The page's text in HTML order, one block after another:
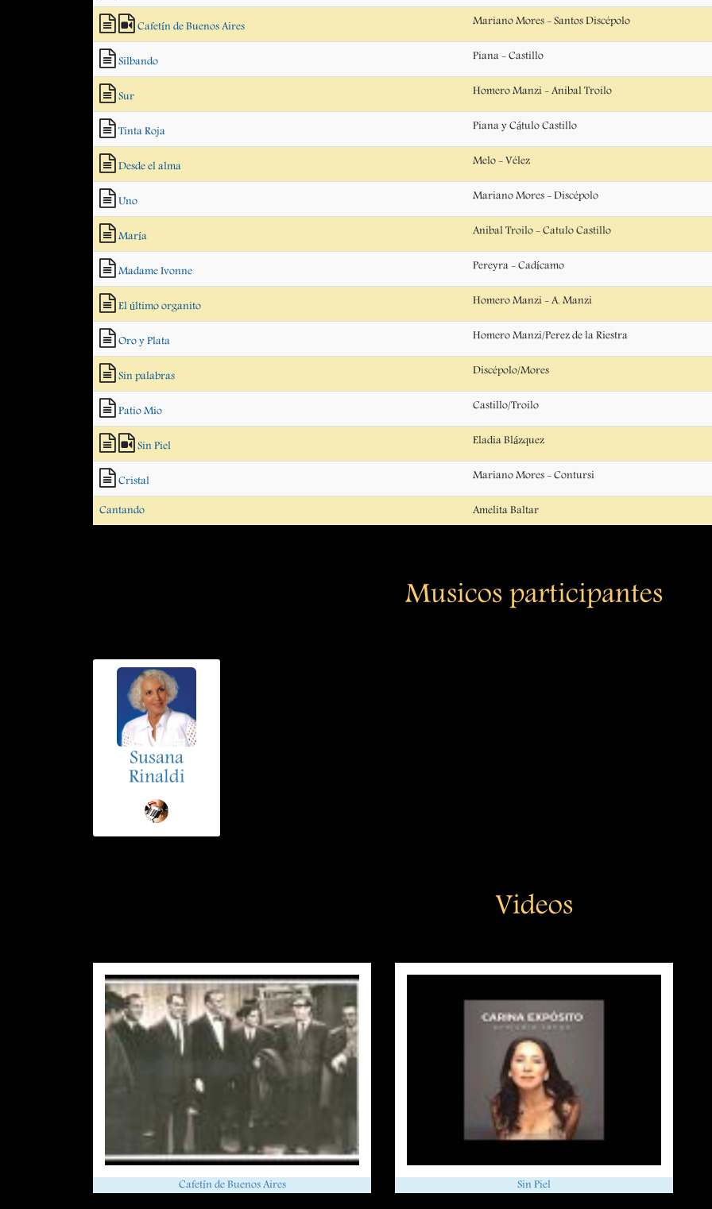
Cafetín de Buenos Aires Mariano Mores - Santos Discépolo
Silbando Piana - Castillo
Sur Homero Manzi - Anibal Troilo
Tinta Roja Piana y Cátulo Castillo
Desde el alma Melo - Vélez
Uno Mariano Mores - Discépolo
María Anibal Troilo - Catulo Castillo
Madame Ivonne Pereyra - Cadícamo
El último organito Homero Manzi - A. Manzi
Oro y Plata Homero Manzi/Perez de la Riestra
Sin palabras Discépolo/Mores
Patio Mio Castillo/Troilo
Sin Piel Eladia Blázquez
Cristal Mariano Mores - Contursi
Cantando Amelita Baltar
Musicos participantes
Susana
Rinaldi
Videos
Cafetín de Buenos Aires Sin Piel